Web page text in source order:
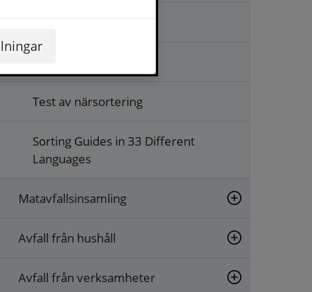
Flerbostadshus
Test av närsortering
Sorting Guides in 33 Different
Languages
Matavfallsinsamling
Avfall från hushåll
Avfall från verksamheter